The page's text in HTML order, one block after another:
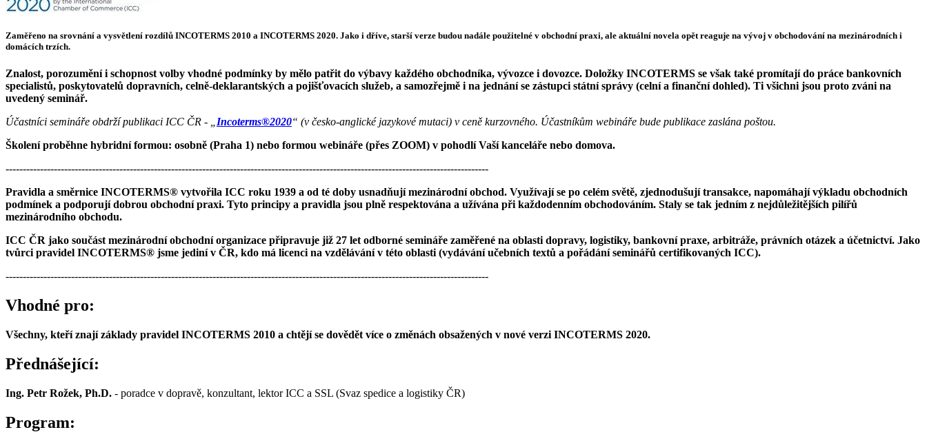
Zaměřeno na srovnání a vysvětlení rozdílů INCOTERMS 2010 a INCOTERMS 2020. Jako i dříve, starší verze budou nadále použitelné v obchodní praxi, ale aktuální novela opět reaguje na vývoj v obchodování na mezinárodních i
domácích trzích.
Znalost, porozumění i schopnost volby vhodné podmínky by mělo patřit do výbavy každého obchodníka, vývozce i dovozce. Doložky INCOTERMS se však také promítají do práce bankovních
specialistů, poskytovatelů dopravních, celně-deklarantských a pojišťovacích služeb, a samozřejmě i na jednání se zástupci státní správy (celní a finanční dohled). Ti všichni jsou proto zváni na
uvedený seminář.
Účastníci semináře obdrží publikaci ICC ČR - „ Incoterms®2020“ (v česko-anglické jazykové mutaci) v ceně kurzovného. Účastníkům webináře bude publikace zaslána poštou.
Školení proběhne hybridní formou: osobně (Praha 1) nebo formou webináře (přes ZOOM) v pohodlí Vaší kanceláře nebo domova.
--------------------------------------------------------------------------------------------------------------------------------------------
Pravidla a směrnice INCOTERMS® vytvořila ICC roku 1939 a od té doby usnadňují mezinárodní obchod. Využívají se po celém světě, zjednodušují transakce, napomáhají výkladu obchodních
podmínek a podporují dobrou obchodní praxi. Tyto principy a pravidla jsou plně respektována a užívána při každodenním obchodováním. Staly se tak jedním z nejdůležitějších pilířů
mezinárodního obchodu.
ICC ČR jako součást mezinárodní obchodní organizace připravuje již 27 let odborné semináře zaměřené na oblasti dopravy, logistiky, bankovní praxe, arbitráže, právních otázek a účetnictví. Jako
tvůrci pravidel INCOTERMS® jsme jediní v ČR, kdo má licenci na vzdělávání v této oblasti (vydávání učebních textů a pořádání seminářů certifikovaných ICC).
--------------------------------------------------------------------------------------------------------------------------------------------
Vhodné pro:
Všechny, kteří znají základy pravidel INCOTERMS 2010 a chtějí se dovědět více o změnách obsažených v nové verzi INCOTERMS 2020.
Přednášející:
Ing. Petr Rožek, Ph.D. - poradce v dopravě, konzultant, lektor ICC a SSL (Svaz spedice a logistiky ČR)
Program: